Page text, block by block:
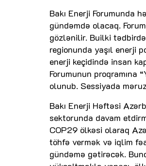
Bakı Enerji Forumunda
gündəmdə olacaq.
gözlənilir. Builki
regionunda yaşıl enerji
enerji keçidində insan
Forumunun proqramına
olunub. Sessiyada
Bakı Enerji Həftəsi
sektorunda davam
COP29 ölkəsi olaraq
töhfə vermək və iqlim
gündəmə gətirəcək.